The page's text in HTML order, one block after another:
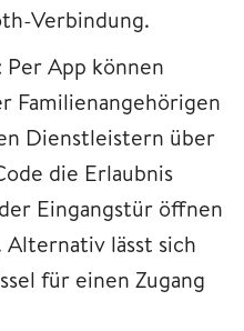
Verbindung.
Per App können
Familienangehörigen
Dienstleistern über
die Erlaubnis
Eingangstür öffnen
lässt sich
für einen Zugang